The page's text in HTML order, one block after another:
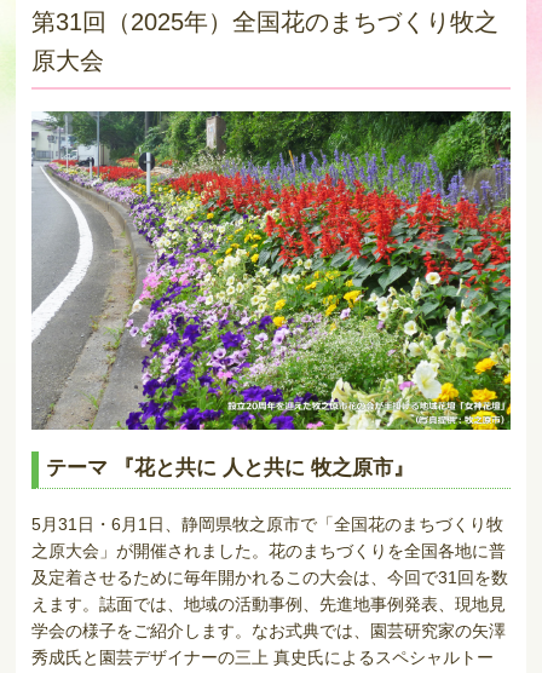
第31回（2025年）全国花のまちづくり牧之
原大会
テーマ 『花と共に 人と共に 牧之原市』
5月31日・6月1日、静岡県牧之原市で「全国花のまちづくり牧
之原大会」が開催されました。花のまちづくりを全国各地に普
及定着させるために毎年開かれるこの大会は、今回で31回を数
えます。誌面では、地域の活動事例、先進地事例発表、現地見
学会の様子をご紹介します。なお式典では、園芸研究家の矢澤
秀成氏と園芸デザイナーの三上 真史氏によるスペシャルトー